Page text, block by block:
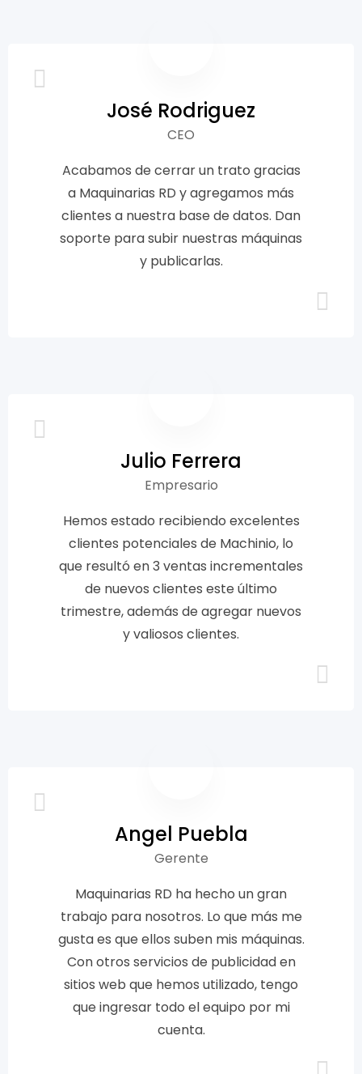
José Rodriguez
CEO
Acabamos de cerrar un trato gracias
a Maquinarias RD y agregamos más
clientes a nuestra base de datos. Dan
soporte para subir nuestras máquinas
y publicarlas.
Julio Ferrera
Empresario
Hemos estado recibiendo excelentes
clientes potenciales de Machinio, lo
que resultó en 3 ventas incrementales
de nuevos clientes este último
trimestre, además de agregar nuevos
y valiosos clientes.
Angel Puebla
Gerente
Maquinarias RD ha hecho un gran
trabajo para nosotros. Lo que más me
gusta es que ellos suben mis máquinas.
Con otros servicios de publicidad en
sitios web que hemos utilizado, tengo
que ingresar todo el equipo por mi
cuenta.